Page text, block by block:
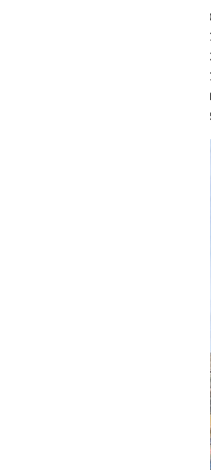
Según explican, una vez ha
Local, Protección civil de
tráfico. En este sentido, han
ha llevado a cabo el rescate
trasladado al hospital. “Nos
sabemos el nivel de